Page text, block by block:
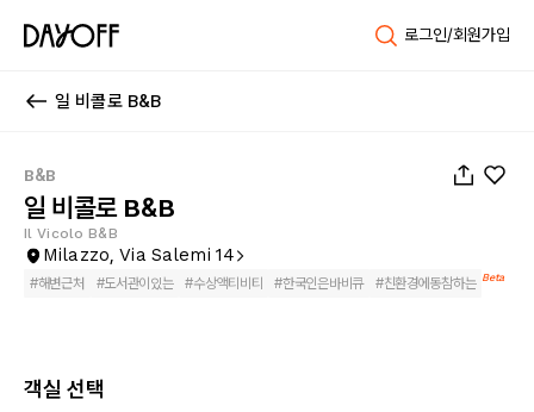
로그인/회원가입
일 비콜로 B&B
B&B
일 비콜로 B&B
Il Vicolo B&B
Milazzo, Via Salemi 14
#해변근처 #도서관이있는 #수상액티비티 #한국인은바비큐 #친환경에동참하는 Beta
객실 선택